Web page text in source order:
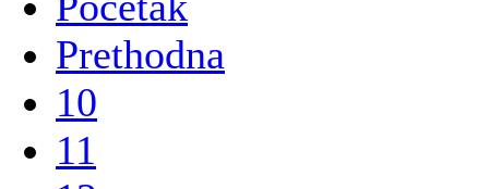
Prethodna
10
11